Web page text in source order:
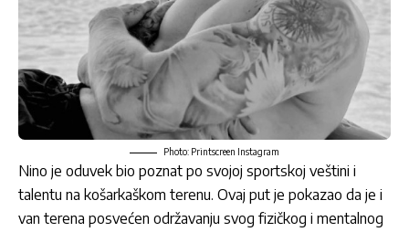
Photo: Printscreen Instagram
Nino je oduvek bio poznat po svojoj sportskoj veštini i
talentu na košarkaškom terenu. Ovaj put je pokazao da je i
van terena posvećen održavanju svog fizičkog i mentalnog